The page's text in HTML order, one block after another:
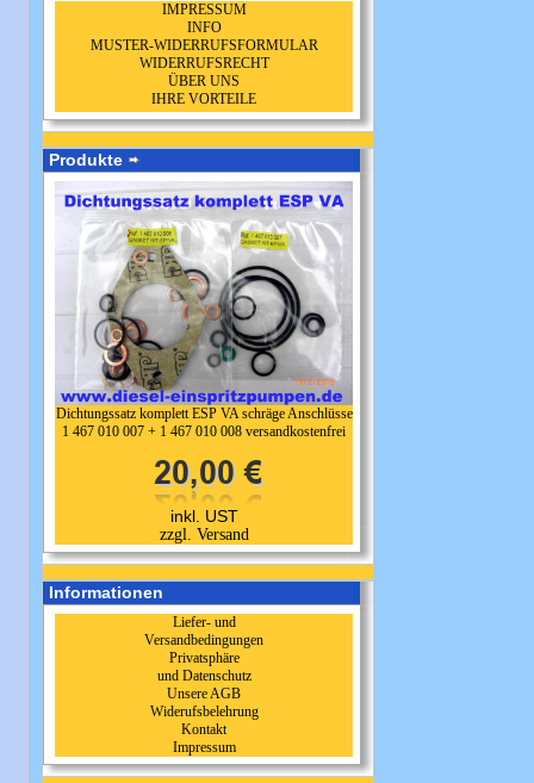
IMPRESSUM
INFO
MUSTER-WIDERRUFSFORMULAR
WIDERRUFSRECHT
ÜBER UNS
IHRE VORTEILE
Produkte
Dichtungssatz komplett ESP VA schräge Anschlüsse
1 467 010 007 + 1 467 010 008 versandkostenfrei
inkl. UST
zzgl. Versand
Informationen
Liefer- und
Versandbedingungen
Privatsphäre
und Datenschutz
Unsere AGB
Widerufsbelehrung
Kontakt
Impressum